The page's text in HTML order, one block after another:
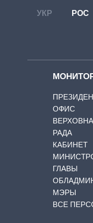
УКР РОС
ОФИС
РАДА
КАБИНЕТ
ГЛАВЫ
МЭРЫ
ВСЕ